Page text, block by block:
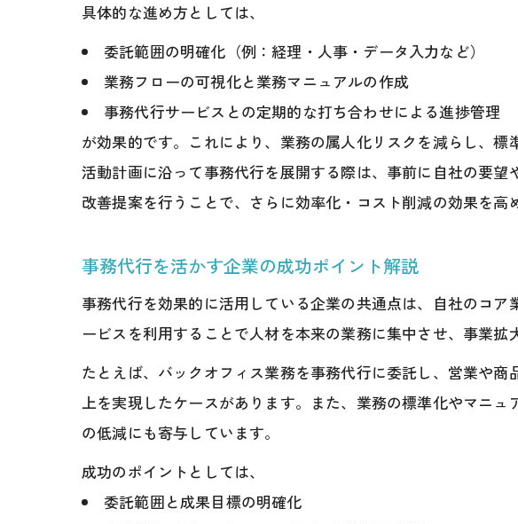
個人から
起業
個人
資格
フリ
事務
フリ
フリ
具体的な進め方としては、
委託範囲の明確化（例：経理・人事・データ入力など）
業務フローの可視化と業務マニュアルの作成
事務代行サービスとの定期的な打ち合わせによる進捗管理
が効果的です。これにより、業務の属人化リスクを減らし、標
活動計画に沿って事務代行を展開する際は、事前に自社の要
改善提案を行うことで、さらに効率化・コスト削減の効果を高
事務代行を活かす企業の成功ポイント解説
事務代行を効果的に活用している企業の共通点は、自社のコ
ービスを利用することで人材を本来の業務に集中させ、事業拡
たとえば、バックオフィス業務を事務代行に委託し、営業や
上を実現したケースがあります。また、業務の標準化やマニ
の低減にも寄与しています。
成功のポイントとしては、
委託範囲と成果目標の明確化